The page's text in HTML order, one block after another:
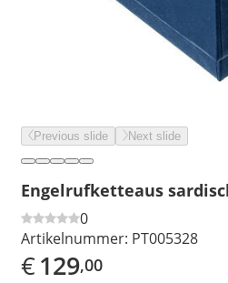
Previous slide Next slide
Engelrufketteaus
0
Artikelnummer: PT005328
€129,00